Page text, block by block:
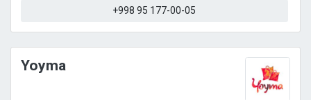
+998 95 177-00-05
Yoyma